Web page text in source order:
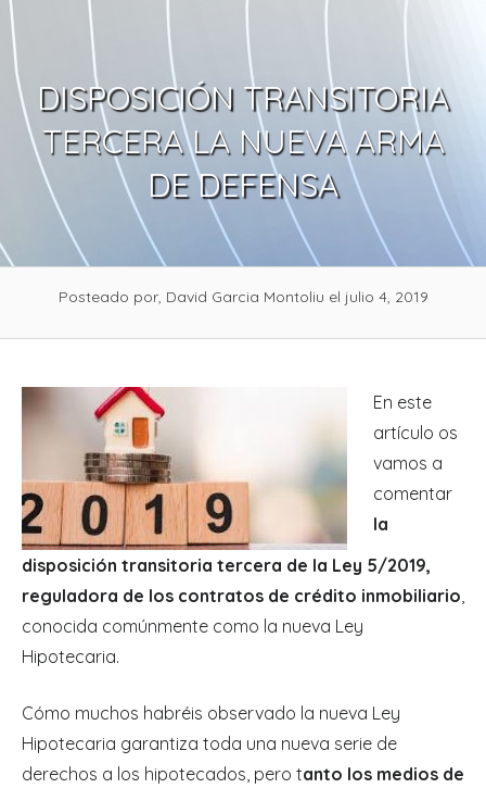
Skip
to
content
DISPOSICIÓN TRANSITORIA
TERCERA LA NUEVA ARMA
DE DEFENSA
Posteado por, David Garcia Montoliu el julio 4, 2019
En este
artículo os
vamos a
comentar
la
disposición transitoria tercera de la Ley 5/2019,
reguladora de los contratos de crédito inmobiliario,
conocida comúnmente como la nueva Ley
Hipotecaria.
Cómo muchos habréis observado la nueva Ley
Hipotecaria garantiza toda una nueva serie de
derechos a los hipotecados, pero tanto los medios de